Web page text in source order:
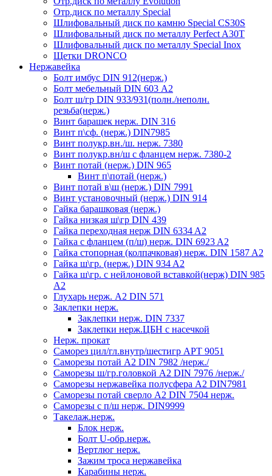
Отр.диск по металлу Special
Шлифовальный диск по камню Special CS30S
Шлифовальный диск по металлу Perfect A30T
Шлифовальный диск по металлу Special Inox
Щетки DRONCO
Нержавейка
Болт имбус DIN 912(нерж.)
Болт мебельный DIN 603 А2
Болт ш/гр DIN 933/931(полн./неполн.
резьба(нерж.)
Винт барашек нерж. DIN 316
Винт п\сф. (нерж.) DIN7985
Винт полукр.вн./ш. нерж. 7380
Винт полукр.вн/ш с фланцем нерж. 7380-2
Винт потай (нерж.) DIN 965
Винт п\потай (нерж.)
Винт потай в\ш (нерж.) DIN 7991
Винт установочный (нерж.) DIN 914
Гайка барашковая (нерж.)
Гайка низкая ш\гр DIN 439
Гайка переходная нерж DIN 6334 A2
Гайка с фланцем (п/ш) нерж. DIN 6923 A2
Гайка стопорная (колпачковая) нерж. DIN 1587 A2
Гайка ш\гр. (нерж.) DIN 934 A2
Гайка ш\гр. с нейлоновой вставкой(нерж) DIN 985
A2
Глухарь нерж. А2 DIN 571
Заклепки нерж.
Заклепки нерж. DIN 7337
Заклепки нерж.ЦБН с насечкой
Нерж. прокат
Саморез цил/гл.внутр/шестигр АРТ 9051
Саморезы потай А2 DIN 7982 /нерж./
Саморезы ш/гр.головкой А2 DIN 7976 /нерж./
Саморезы нержавейка полусфера А2 DIN7981
Саморезы потай сверло А2 DIN 7504 нерж.
Саморезы с п/ш нерж. DIN9999
Такелаж.нерж.
Блок нерж.
Болт U-обр.нерж.
Вертлюг нерж.
Зажим троса нержавейка
Карабины нерж.